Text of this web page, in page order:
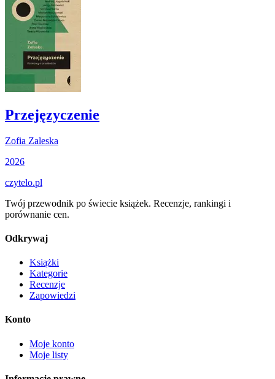
Przejęzyczenie
Zofia Zaleska
2026
czytelo.pl
Twój przewodnik po świecie książek. Recenzje, rankingi i
porównanie cen.
Odkrywaj
Książki
Kategorie
Recenzje
Zapowiedzi
Konto
Moje konto
Moje listy